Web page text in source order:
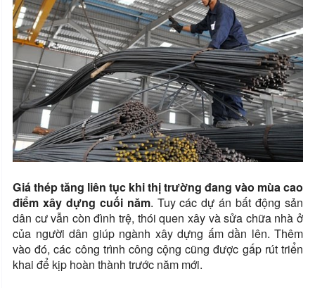
Giá thép tăng liên tục khi thị trường đang vào mùa cao
điểm xây dựng cuối năm. Tuy các dự án bất động sản
dân cư vẫn còn đình trệ, thói quen xây và sửa chữa nhà ở
của người dân giúp ngành xây dựng ấm dần lên. Thêm
vào đó, các công trình công cộng cũng được gấp rút triển
khai để kịp hoàn thành trước năm mới.